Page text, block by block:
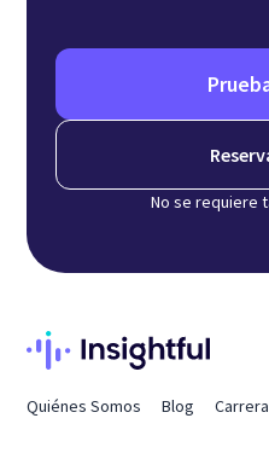
No se requiere
Quiénes Somos Blog